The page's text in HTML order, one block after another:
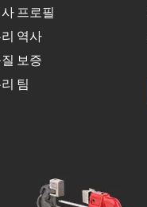
프로필
역사
보증
팀